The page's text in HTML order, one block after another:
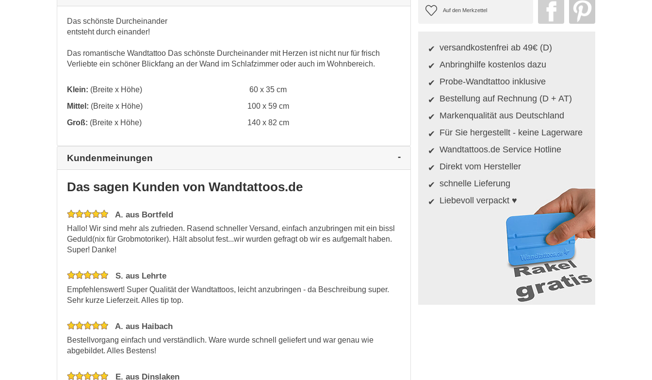
Das schönste Durcheinander
entsteht durch einander!
Das romantische Wandtattoo Das schönste Durcheinander mit Herzen ist nicht nur für frisch
Verliebte ein schöner Blickfang an der Wand im Schlafzimmer oder auch im Wohnbereich.
Klein: (Breite x Höhe)
60 x 35 cm
Mittel: (Breite x Höhe)
100 x 59 cm
Groß: (Breite x Höhe) 140 x 82 cm
Kundenmeinungen
Das sagen Kunden von Wandtattoos.de
A. aus Bortfeld
Hallo! Wir sind mehr als zufrieden. Rasend schneller Versand, einfach anzubringen mit ein bissl
Geduld(nix für Grobmotoriker). Hält absolut fest...wir wurden gefragt ob wir es aufgemalt haben.
Super! Danke!
S. aus Lehrte
Empfehlenswert! Super Qualität der Wandtattoos, leicht anzubringen - da Beschreibung super.
Sehr kurze Lieferzeit. Alles tip top.
A. aus Haibach
Bestellvorgang einfach und verständlich. Ware wurde schnell geliefert und war genau wie
abgebildet. Alles Bestens!
E. aus Dinslaken
versandkostenfrei ab 49€ (D)
Anbringhilfe kostenlos dazu
Probe-Wandtattoo inklusive
Bestellung auf Rechnung (D + AT)
Markenqualität aus Deutschland
Für Sie hergestellt - keine Lagerware
Wandtattoos.de Service Hotline
Direkt vom Hersteller
schnelle Lieferung
Liebevoll verpackt ♥